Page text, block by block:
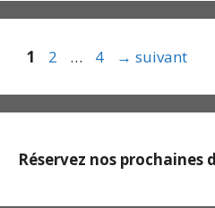
Page
1 Page
2 … Page
4 → suivant
Réservez nos prochaines